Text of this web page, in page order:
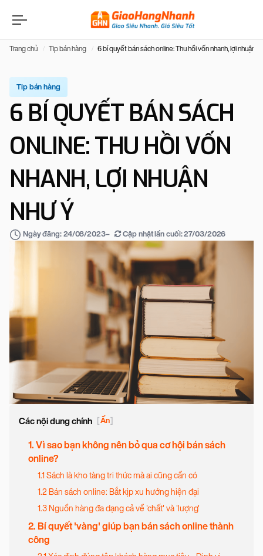
Trang chủ Tip bán hàng 6 bí quyết bán sách online: Thu hồi vốn nhanh, lợi nhuận
Tip bán hàng
6 BÍ QUYẾT BÁN SÁCH
ONLINE: THU HỒI VỐN
NHANH, LỢI NHUẬN
NHƯ Ý
Ngày đăng: 24/08/2023– Cập nhật lần cuối:27/03/2026
Các nội dung chính [Ẩn]
1. Vì sao bạn không nên bỏ qua cơ hội bán sách
online?
1.1 Sách là kho tàng tri thức mà ai cũng cần có
1.2 Bán sách online: Bắt kịp xu hướng hiện đại
1.3 Nguồn hàng đa dạng cả về 'chất' và 'lượng'
2. Bí quyết 'vàng' giúp bạn bán sách online thành
công